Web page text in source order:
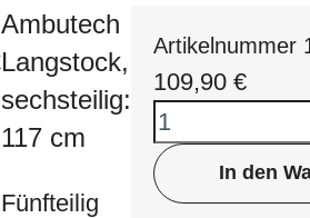
Ambutech
Langstock,
sechsteilig:
117 cm
Fünfteilig
Artikelnummer
109,90 €
In den